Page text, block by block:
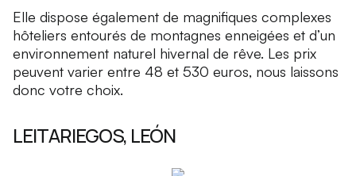
Elle dispose également de magnifiques complexes
hôteliers entourés de montagnes enneigées et d’un
environnement naturel hivernal de rêve. Les prix
peuvent varier entre 48 et 530 euros, nous laissons
donc votre choix.
LEITARIEGOS, LEÓN